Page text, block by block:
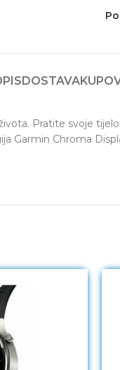
DOSTAVA
Pratite svoje
Garmin Chroma